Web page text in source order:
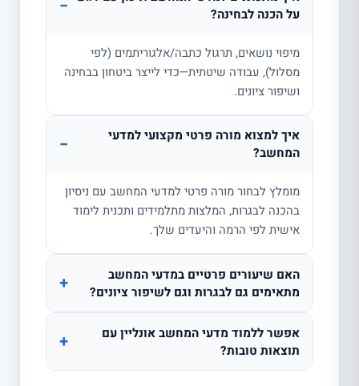
על הכנה לבחינה?
−
מיפוי נושאים, תרגול כתבה/אלגוריתמים (לפי
מסלול), עבודה שיטתית—כדי לייצר ביטחון בבחינה
ושיפור ציונים.
איך למצוא מורה פרטי מקצועי למדעי
המחשב?
−
מומלץ לבחור מורה פרטי למדעי המחשב עם ניסיון
בהכנה לבגרות, המלצות מתלמידים ותכנית לימוד
אישית לפי הרמה והיעדים שלך.
האם שיעורים פרטיים במדעי המחשב
מתאימים גם לבגרות וגם לשיפור ציונים?
+
אפשר ללמוד מדעי המחשב אונליין עם
תוצאות טובות?
+